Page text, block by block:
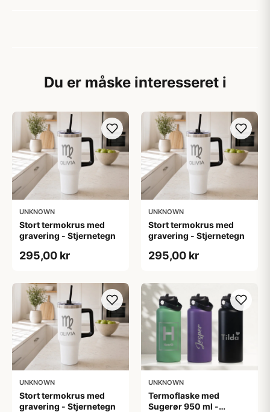
Du er måske interesseret i
UNKNOWN
Stort termokrus med
gravering - Stjernetegn
295,00 kr
UNKNOWN
Stort termokrus med
gravering - Stjernetegn
295,00 kr
UNKNOWN
Stort termokrus med
gravering - Stjernetegn
UNKNOWN
Termoflaske med
Sugerør 950 ml -